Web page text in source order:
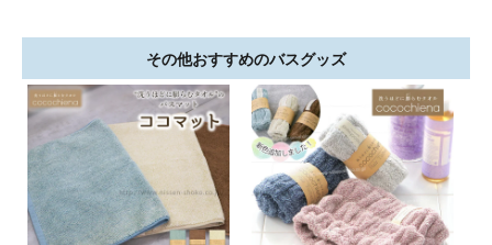
その他おすすめのバスグッズ